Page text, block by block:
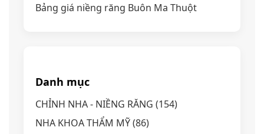
Bảng giá niềng răng Buôn Ma Thuột
Danh mục
CHỈNH NHA - NIỀNG RĂNG (154)
NHA KHOA THẨM MỸ(86)